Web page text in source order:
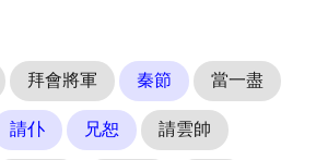
拜會將軍 秦節 當一盡
請仆 兄恕 請雲帥